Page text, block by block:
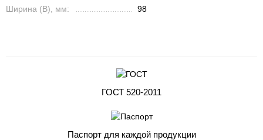
Ширина (B), мм:
98
ГОСТ 520-2011
Паспорт для каждой продукции